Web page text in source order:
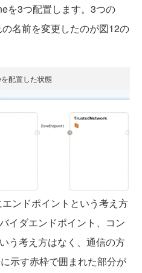
を3つ配置します。3つの
名前を変更したのが図12の
配置した状態
ンドポイントという考え方
イダエンドポイント、コン
う考え方はなく、通信の方
示す赤枠で囲まれた部分が